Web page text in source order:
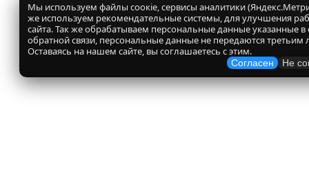
Мы используем файлы соокіе, сервисы аналитики
же используем рекомендательные системы, для улучшения
сайта. Так же обрабатываем персональные данные указанные
обратной связи, персональные данные не передаются третьим
Оставаясь на нашем сайте, вы соглашаетесь с этим.
Согласен Не